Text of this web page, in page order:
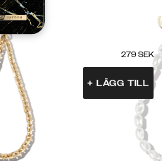
279 SEK
+ LÄGG TILL